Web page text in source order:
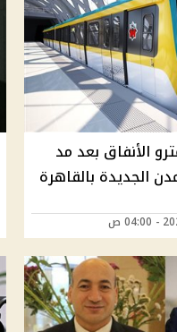
الأنفاق بعد مد
الجديدة بالقاهرة